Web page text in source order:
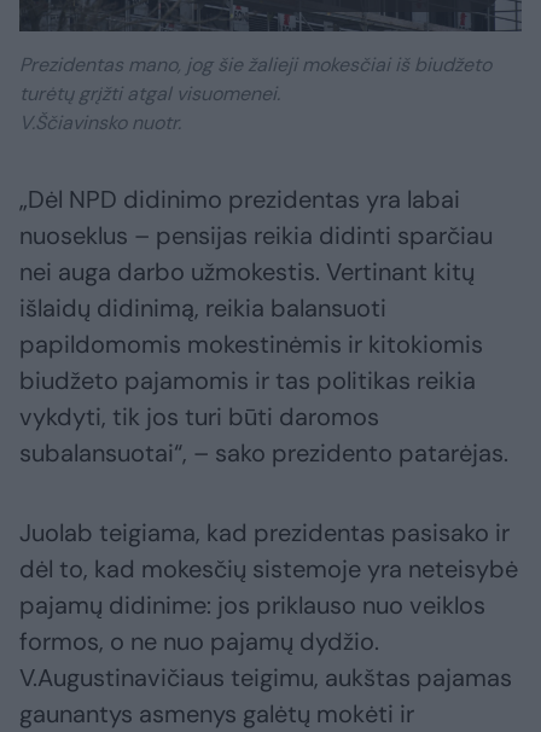
Prezidentas mano, jog šie žalieji mokesčiai iš biudžeto
turėtų grįžti atgal visuomenei.
V.Ščiavinsko nuotr.
„Dėl NPD didinimo prezidentas yra labai
nuoseklus – pensijas reikia didinti sparčiau
nei auga darbo užmokestis. Vertinant kitų
išlaidų didinimą, reikia balansuoti
papildomomis mokestinėmis ir kitokiomis
biudžeto pajamomis ir tas politikas reikia
vykdyti, tik jos turi būti daromos
subalansuotai“, – sako prezidento patarėjas.
Juolab teigiama, kad prezidentas pasisako ir
dėl to, kad mokesčių sistemoje yra neteisybė
pajamų didinime: jos priklauso nuo veiklos
formos, o ne nuo pajamų dydžio.
V.Augustinavičiaus teigimu, aukštas pajamas
gaunantys asmenys galėtų mokėti ir